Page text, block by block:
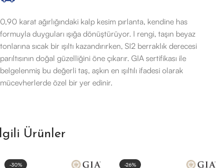
0,90 karat ağırlığındaki kalp kesim pırlanta, kendine has
formuyla duyguları ışığa dönüştürüyor. I rengi, taşın beyaz
tonlarına sıcak bir ışıltı kazandırırken, SI2 berraklık derecesi
parıltısının doğal güzelliğini öne çıkarır. GIA sertifikası ile
belgelenmiş bu değerli taş, aşkın en ışıltılı ifadesi olarak
mücevherlerde özel bir yer edinir.
Ürünler
-30% -26%